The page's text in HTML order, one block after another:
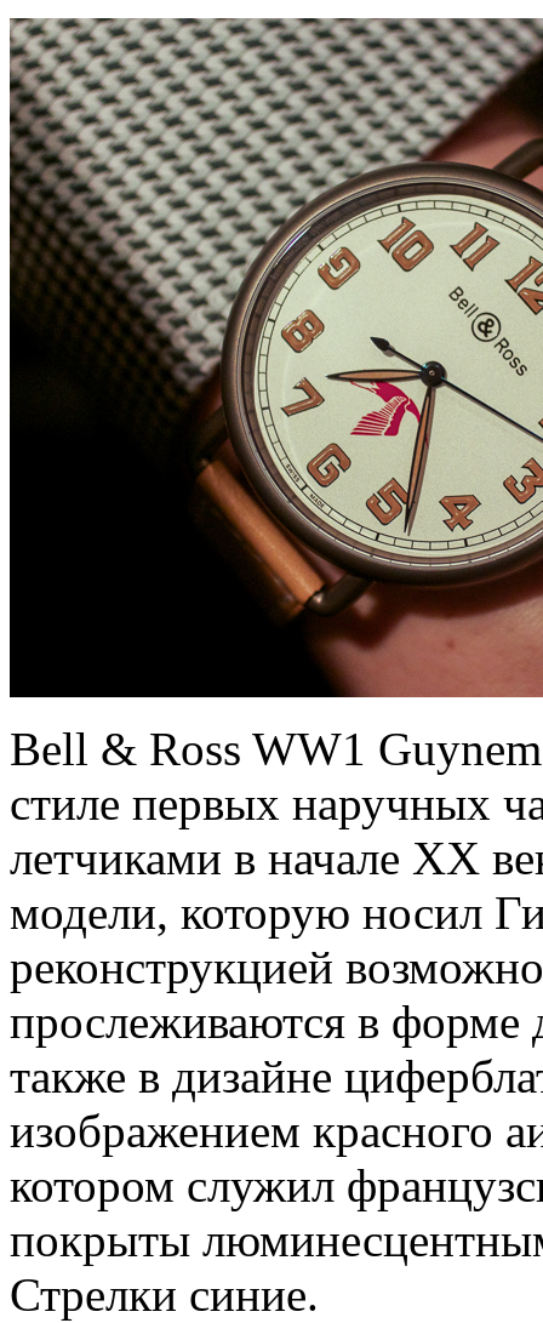
Bell & Ross WW1
стиле первых наручных
летчиками в начале ХХ
модели, которую носил
реконструкцией
прослеживаются в форме
также в дизайне
изображением красного
котором служил
покрыты
Стрелки синие.